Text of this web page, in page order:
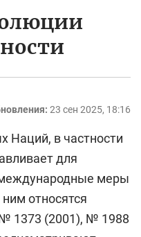
23 сен 2025, 18:16
Наций, в частности
для
меры
относятся
1373 (2001), № 1988